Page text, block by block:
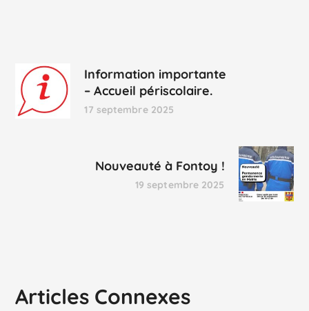
Information importante
– Accueil périscolaire.
17 septembre 2025
Nouveauté à Fontoy !
19 septembre 2025
Articles Connexes